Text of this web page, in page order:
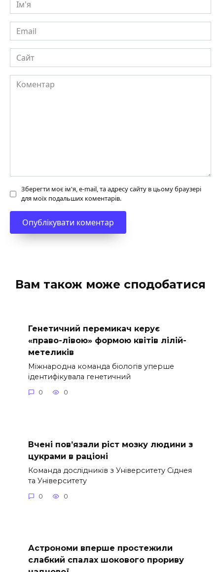
Email
Сайт
Коментар
Зберегти моє ім'я, e-mail, та адресу сайту в цьому браузері
для моїх подальших коментарів.
Вам також може сподобатися
Генетичний перемикач керує
«право-лівою» формою квітів лілій-
метеликів
Міжнародна команда біологів уперше
ідентифікувала генетичний
0 0
Вчені пов’язали ріст мозку людини з
цукрами в раціоні
Команда дослідників з Університету Сіднея
та Університету
0 0
Астрономи вперше простежили
слабкий спалах шокового прориву